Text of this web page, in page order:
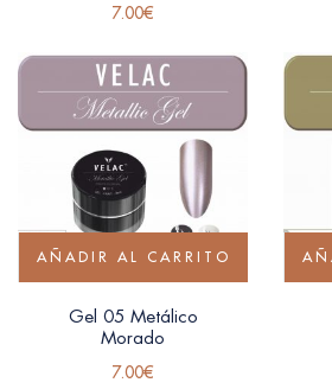
7.00€
AÑADIR AL CARRITO
Gel 05 Metálico
Morado
7.00€